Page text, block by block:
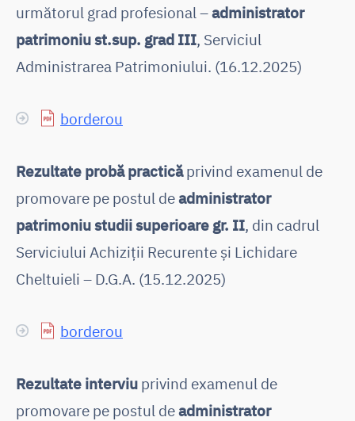
următorul grad profesional –administrator
patrimoniu st.sup. grad III, Serviciul
Administrarea Patrimoniului. (16.12.2025)
borderou
Rezultate probă practicăprivind examenul de
promovare pe postul deadministrator
patrimoniu studii superioare gr. II, din cadrul
Serviciului Achiziții Recurente și Lichidare
Cheltuieli – D.G.A. (15.12.2025)
borderou
Rezultate interviu privind examenul de
promovare pe postul deadministrator